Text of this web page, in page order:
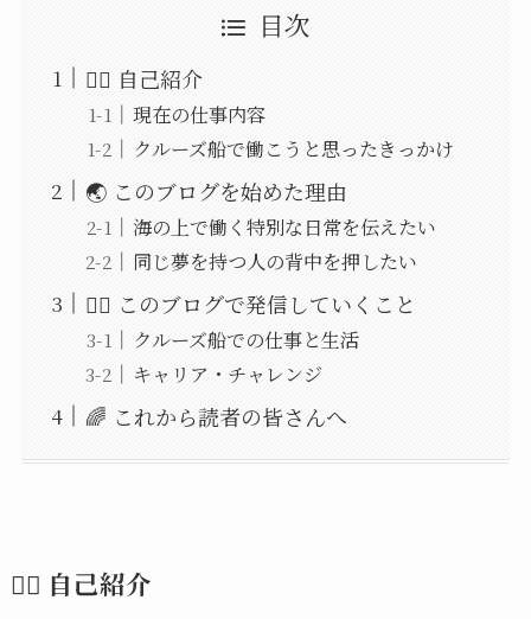
目次
🏋️‍♀️ 自己紹介
現在の仕事内容
クルーズ船で働こうと思ったきっかけ
🌏 このブログを始めた理由
海の上で働く特別な日常を伝えたい
同じ夢を持つ人の背中を押したい
🧘‍♀️ このブログで発信していくこと
クルーズ船での仕事と生活
キャリア・チャレンジ
🌈 これから読者の皆さんへ
🏋️‍♀️ 自己紹介